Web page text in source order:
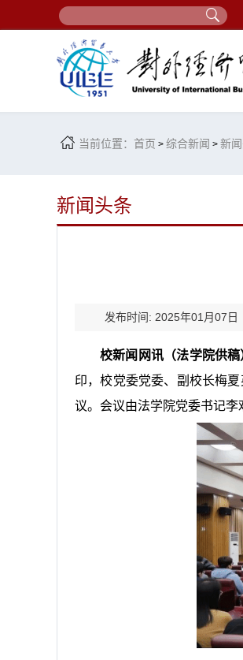
当前位置： 首页 > 综合新闻 > 新
新闻头条
发布时间: 2025年01月07日
校新闻网讯 （法学院供稿
印，校党委党委、副校长梅夏
议。会议由法学院党委书记李